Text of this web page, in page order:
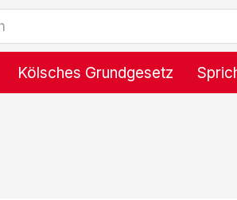
Kölsches Grundgesetz